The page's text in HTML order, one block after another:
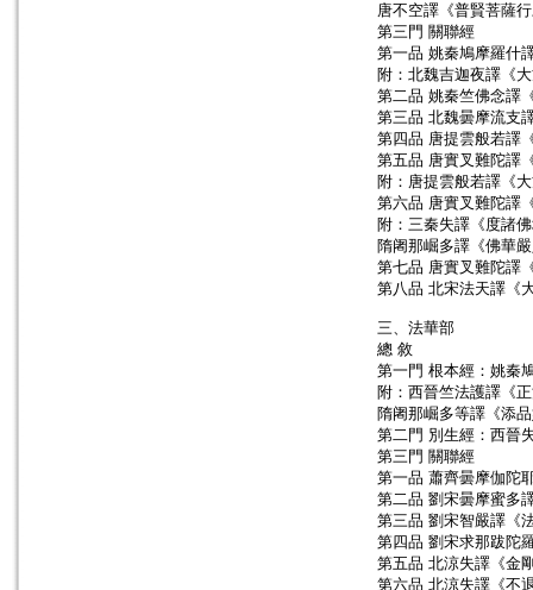
唐不空譯《普賢菩薩
第三門 關聯經
第一品 姚秦鳩摩羅什
附：北魏吉迦夜譯《
第二品 姚秦竺佛念譯
第三品 北魏曇摩流支
第四品 唐提雲般若譯
第五品 唐實叉難陀譯
附：唐提雲般若譯《
第六品 唐實叉難陀譯
附：三秦失譯《度諸
隋阇那崛多譯《佛華
第七品 唐實叉難陀譯
第八品 北宋法天譯《
三、法華部
總 敘
第一門 根本經：姚秦
附：西晉竺法護譯《
隋阇那崛多等譯《添
第二門 別生經：西晉
第三門 關聯經
第一品 蕭齊曇摩伽陀
第二品 劉宋曇摩蜜多
第三品 劉宋智嚴譯《
第四品 劉宋求那跋陀
第五品 北涼失譯《金
第六品 北涼失譯《不